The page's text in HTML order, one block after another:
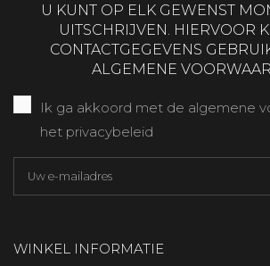
U KUNT OP ELK GEWENST
UITSCHRIJVEN. HIERVOOR
CONTACTGEGEVENS
ALGEMENE
Ik ga akkoord met de algemene
het privacybeleid
WINKEL INFORMATIE